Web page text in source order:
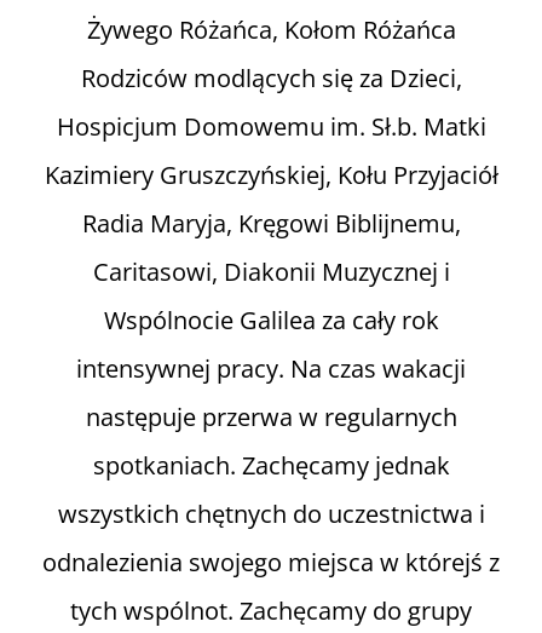
Żywego Różańca, Kołom Różańca
Rodziców modlących się za Dzieci,
Hospicjum Domowemu im. Sł.b. Matki
Kazimiery Gruszczyńskiej, Kołu Przyjaciół
Radia Maryja, Kręgowi Biblijnemu,
Caritasowi, Diakonii Muzycznej i
Wspólnocie Galilea za cały rok
intensywnej pracy. Na czas wakacji
następuje przerwa w regularnych
spotkaniach. Zachęcamy jednak
wszystkich chętnych do uczestnictwa i
odnalezienia swojego miejsca w którejś z
tych wspólnot. Zachęcamy do grupy